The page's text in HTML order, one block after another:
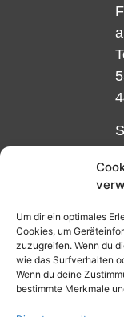
Um dir ein optimales
Cookies, um
zuzugreifen. Wenn du
wie das Surfverhalten
Wenn du deine
bestimmte Merkmale